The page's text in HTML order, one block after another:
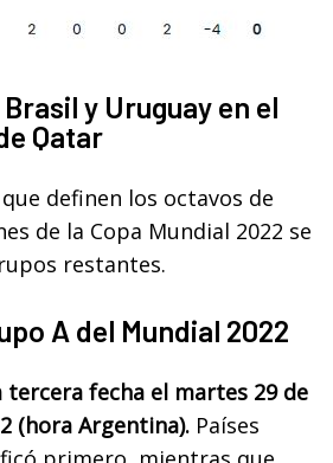
y Uruguay en el
Qatar
definen los octavos de
de la Copa Mundial 2022 se
restantes.
A del Mundial 2022
tercera fecha el martes 29 de
(hora Argentina). Países